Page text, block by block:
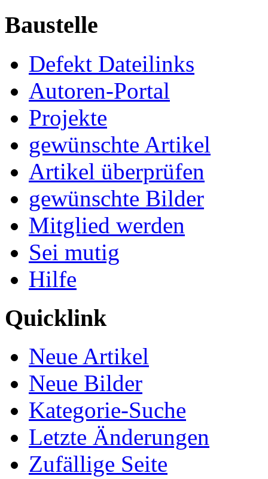
Baustelle
Defekt Dateilinks
Autoren-Portal
Projekte
gewünschte Artikel
Artikel überprüfen
gewünschte Bilder
Mitglied werden
Sei mutig
Hilfe
Quicklink
Neue Artikel
Neue Bilder
Kategorie-Suche
Letzte Änderungen
Zufällige Seite